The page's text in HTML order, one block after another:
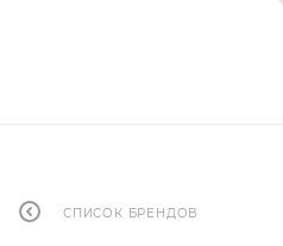
СПИСОК БРЕНДОВ